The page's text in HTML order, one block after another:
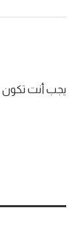
يجب أنت تكون